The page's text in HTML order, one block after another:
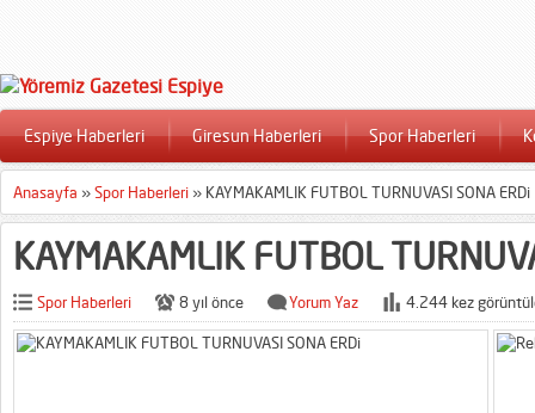
Espiye Haberleri Giresun Haberleri Spor Haberleri
Anasayfa »Spor Haberleri » KAYMAKAMLIK FUTBOL TURNUVASI SONA ERDi
KAYMAKAMLIK FUTBOL
Spor Haberleri 8 yıl önce Yorum Yaz 4.244 kez